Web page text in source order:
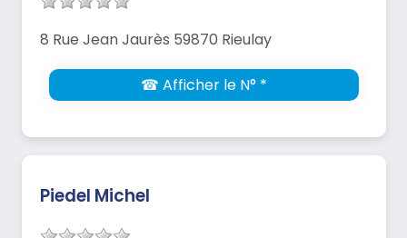
8 Rue Jean Jaurès 59870 Rieulay
☎ Afficher le N° *
Piedel Michel